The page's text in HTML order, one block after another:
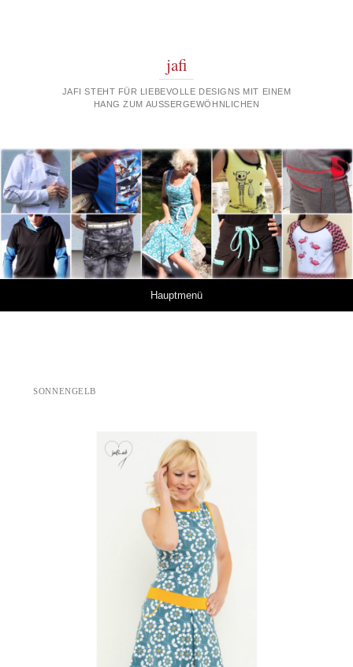
jafi
JAFI STEHT FÜR LIEBEVOLLE DESIGNS MIT EINEM
HANG ZUM AUSSERGEWÖHNLICHEN
Hauptmenü
SONNENGELB